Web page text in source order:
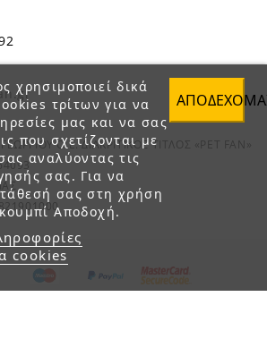
χρησιμοποιεί δικά
τρίτων για να
μας και να σας
που σχετίζονται με
αναλύοντας τις
σας. Για να
σας στη χρήση
Αποδοχή.
cookies
Ο.Ε. ΔΙΑΚΡΙΤΙΚΟΣ ΤΙΤΛΟΣ «PET FAN»